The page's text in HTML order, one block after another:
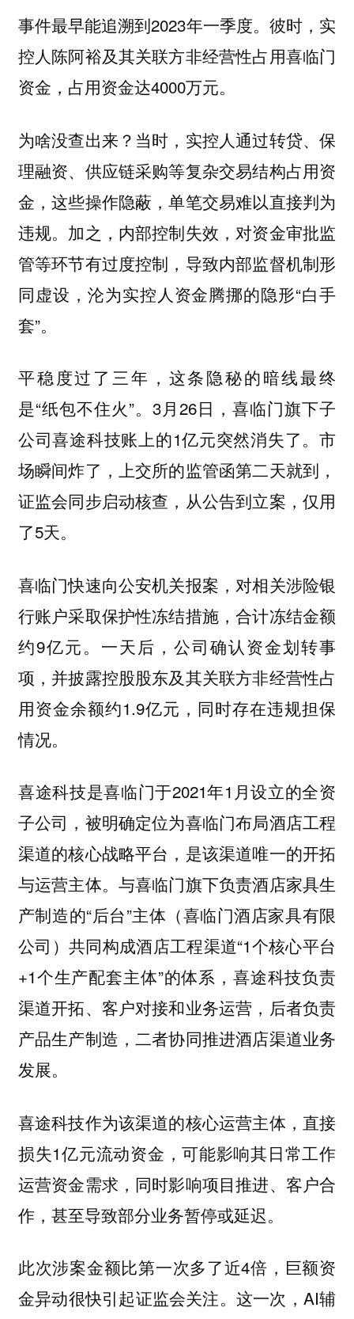
事件最早能追溯到2023年一季度。彼时，实
控人陈阿裕及其关联方非经营性占用喜临门
资金，占用资金达4000万元。
为啥没查出来？当时，实控人通过转贷、保
理融资、供应链采购等复杂交易结构占用资
金，这些操作隐蔽，单笔交易难以直接判为
违规。加之，内部控制失效，对资金审批监
管等环节有过度控制，导致内部监督机制形
同虚设，沦为实控人资金腾挪的隐形“白手
套”。
平稳度过了三年，这条隐秘的暗线最终
是“纸包不住火”。3月26日，喜临门旗下子
公司喜途科技账上的1亿元突然消失了。市
场瞬间炸了，上交所的监管函第二天就到，
证监会同步启动核查，从公告到立案，仅用
了5天。
喜临门快速向公安机关报案，对相关涉险银
行账户采取保护性冻结措施，合计冻结金额
约9亿元。一天后，公司确认资金划转事
项，并披露控股股东及其关联方非经营性占
用资金余额约1.9亿元，同时存在违规担保
情况。
喜途科技是喜临门于2021年1月设立的全资
子公司，被明确定位为喜临门布局酒店工程
渠道的核心战略平台，是该渠道唯一的开拓
与运营主体。与喜临门旗下负责酒店家具生
产制造的“后台”主体（喜临门酒店家具有限
公司）共同构成酒店工程渠道“1个核心平台
+1个生产配套主体”的体系，喜途科技负责
渠道开拓、客户对接和业务运营，后者负责
产品生产制造，二者协同推进酒店渠道业务
发展。
喜途科技作为该渠道的核心运营主体，直接
损失1亿元流动资金，可能影响其日常工作
运营资金需求，同时影响项目推进、客户合
作，甚至导致部分业务暂停或延迟。
此次涉案金额比第一次多了近4倍，巨额资
金异动很快引起证监会关注。这一次，AI辅